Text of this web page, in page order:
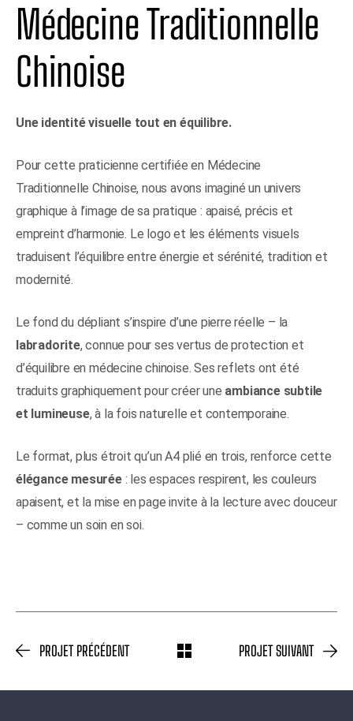
Médecine Traditionnelle
Chinoise
Une identité visuelle tout en équilibre.
Pour cette praticienne certifiée en Médecine
Traditionnelle Chinoise, nous avons imaginé un univers
graphique à l’image de sa pratique : apaisé, précis et
empreint d’harmonie. Le logo et les éléments visuels
traduisent l’équilibre entre énergie et sérénité, tradition et
modernité.
Le fond du dépliant s’inspire d’une pierre réelle – la
labradorite, connue pour ses vertus de protection et
d’équilibre en médecine chinoise. Ses reflets ont été
traduits graphiquement pour créer une ambiance subtile
et lumineuse, à la fois naturelle et contemporaine.
Le format, plus étroit qu’un A4 plié en trois, renforce cette
élégance mesurée: les espaces respirent, les couleurs
apaisent, et la mise en page invite à la lecture avec douceur
– comme un soin en soi.
PROJET PRÉCÉDENT PROJET SUIVANT